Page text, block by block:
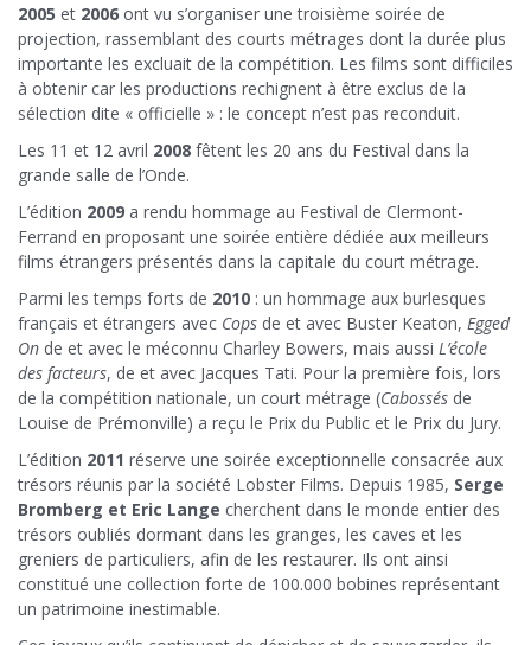
2005 et 2006 ont vu s’organiser une troisième soirée de
projection, rassemblant des courts métrages dont la durée plus
importante les excluait de la compétition. Les films sont difficiles
à obtenir car les productions rechignent à être exclus de la
sélection dite « officielle » : le concept n’est pas reconduit.
Les 11 et 12 avril 2008 fêtent les 20 ans du Festival dans la
grande salle de l’Onde.
L’édition 2009 a rendu hommage au Festival de Clermont-
Ferrand en proposant une soirée entière dédiée aux meilleurs
films étrangers présentés dans la capitale du court métrage.
Parmi les temps forts de 2010 : un hommage aux burlesques
français et étrangers avec Cops de et avec Buster Keaton, Egged
On de et avec le méconnu Charley Bowers, mais aussi L’école
des facteurs, de et avec Jacques Tati. Pour la première fois, lors
de la compétition nationale, un court métrage (Cabossés de
Louise de Prémonville) a reçu le Prix du Public et le Prix du Jury.
L’édition 2011 réserve une soirée exceptionnelle consacrée aux
trésors réunis par la société Lobster Films. Depuis 1985, Serge
Bromberg et Eric Lange cherchent dans le monde entier des
trésors oubliés dormant dans les granges, les caves et les
greniers de particuliers, afin de les restaurer. Ils ont ainsi
constitué une collection forte de 100.000 bobines représentant
un patrimoine inestimable.